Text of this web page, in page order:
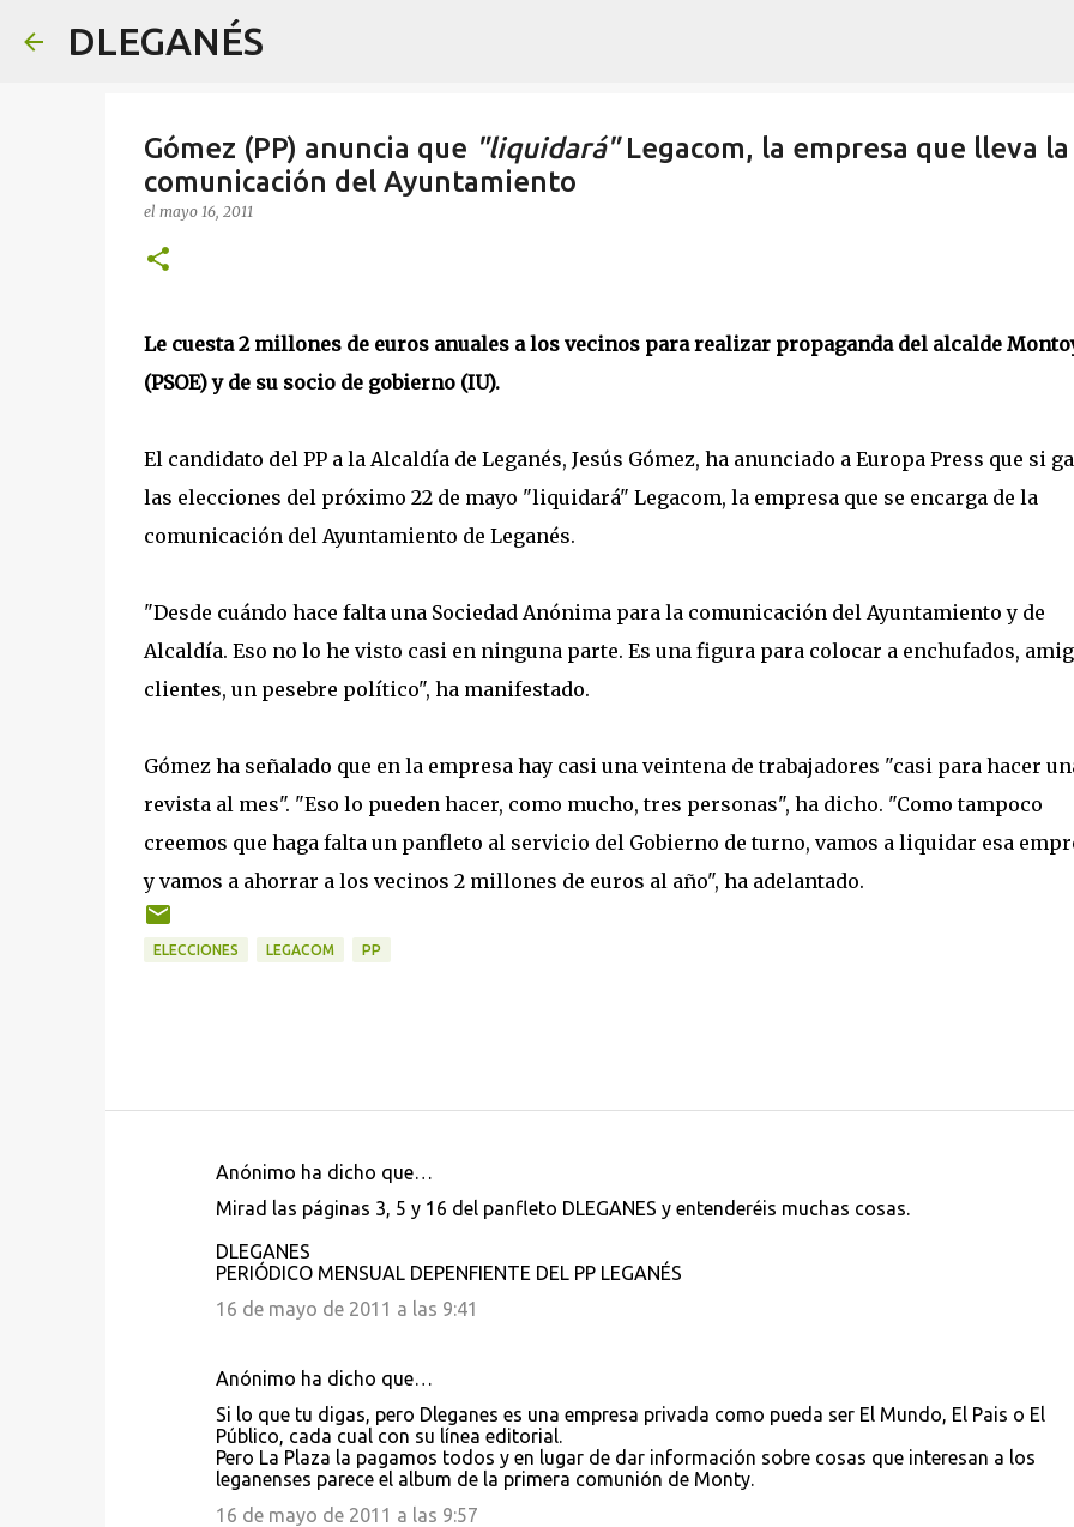
DLEGANÉS
Gómez (PP) anuncia que "liquidará"Legacom, la empresa que lleva la
comunicación del Ayuntamiento
el mayo 16, 2011
Le cuesta 2 millones de euros anuales a los vecinos para realizar propaganda del alcalde
(PSOE) y de su socio de gobierno (IU).
El candidato del PP a la Alcaldía de Leganés, Jesús Gómez, ha anunciado a Europa Press que si
las elecciones del próximo 22 de mayo "liquidará" Legacom, la empresa que se encarga de la
comunicación del Ayuntamiento de Leganés.
"Desde cuándo hace falta una Sociedad Anónima para la comunicación del Ayuntamiento y de
Alcaldía. Eso no lo he visto casi en ninguna parte. Es una figura para colocar a enchufados,
clientes, un pesebre político", ha manifestado.
Gómez ha señalado que en la empresa hay casi una veintena de trabajadores "casi para hacer
revista al mes". "Eso lo pueden hacer, como mucho, tres personas", ha dicho. "Como tampoco
creemos que haga falta un panfleto al servicio del Gobierno de turno, vamos a liquidar esa
y vamos a ahorrar a los vecinos 2 millones de euros al año", ha adelantado.
ELECCIONES LEGACOM PP
Anónimo ha dicho que…
Mirad las páginas 3, 5 y 16 del panfleto DLEGANES y entenderéis muchas cosas.
DLEGANES
PERIÓDICO MENSUAL DEPENFIENTE DEL PP LEGANÉS
16 de mayo de 2011 a las 9:41
Anónimo ha dicho que…
Si lo que tu digas, pero Dleganes es una empresa privada como pueda ser El Mundo, El Pais o El
Público, cada cual con su línea editorial.
Pero La Plaza la pagamos todos y en lugar de dar información sobre cosas que interesan a los
leganenses parece el album de la primera comunión de Monty.
16 de mayo de 2011 a las 9:57